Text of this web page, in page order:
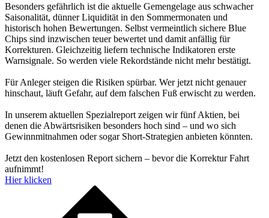
Besonders gefährlich ist die aktuelle Gemengelage aus schwacher
Saisonalität, dünner Liquidität in den Sommermonaten und
historisch hohen Bewertungen. Selbst vermeintlich sichere Blue
Chips sind inzwischen teuer bewertet und damit anfällig für
Korrekturen. Gleichzeitig liefern technische Indikatoren erste
Warnsignale. So werden viele Rekordstände nicht mehr bestätigt.
Für Anleger steigen die Risiken spürbar. Wer jetzt nicht genauer
hinschaut, läuft Gefahr, auf dem falschen Fuß erwischt zu werden.
In unserem aktuellen Spezialreport zeigen wir fünf Aktien, bei
denen die Abwärtsrisiken besonders hoch sind – und wo sich
Gewinnmitnahmen oder sogar Short-Strategien anbieten könnten.
Jetzt den kostenlosen Report sichern – bevor die Korrektur Fahrt
aufnimmt!
Hier klicken